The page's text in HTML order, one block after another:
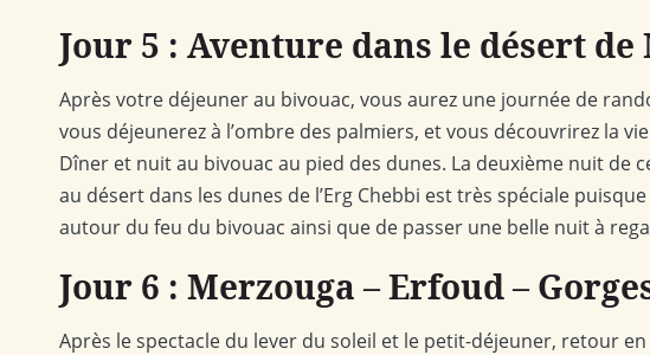
Jour 5 : Aventure dans le désert de
Après votre déjeuner au bivouac, vous aurez une journée de
vous déjeunerez à l’ombre des palmiers, et vous découvrirez la
Dîner et nuit au bivouac au pied des dunes. La deuxième nuit de
au désert dans les dunes de l’Erg Chebbi est très spéciale
autour du feu du bivouac ainsi que de passer une belle nuit à
Jour 6 : Merzouga – Erfoud –
Après le spectacle du lever du soleil et le petit-déjeuner, retour